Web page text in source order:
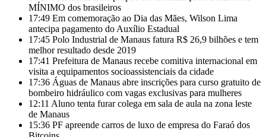
MÍNIMO dos brasileiros
17:49 Em comemoração ao Dia das Mães, Wilson Lima
antecipa pagamento do Auxílio Estadual
17:45 Polo Industrial de Manaus fatura R$ 26,9 bilhões e tem
melhor resultado desde 2019
17:41 Prefeitura de Manaus recebe comitiva internacional em
visita a equipamentos socioassistenciais da cidade
17:36 Águas de Manaus abre inscrições para curso gratuito de
bombeiro hidráulico com vagas exclusivas para mulheres
12:11 Aluno tenta furar colega em sala de aula na zona leste
de Manaus
15:36 PF apreende carros de luxo de empresa do Faraó dos